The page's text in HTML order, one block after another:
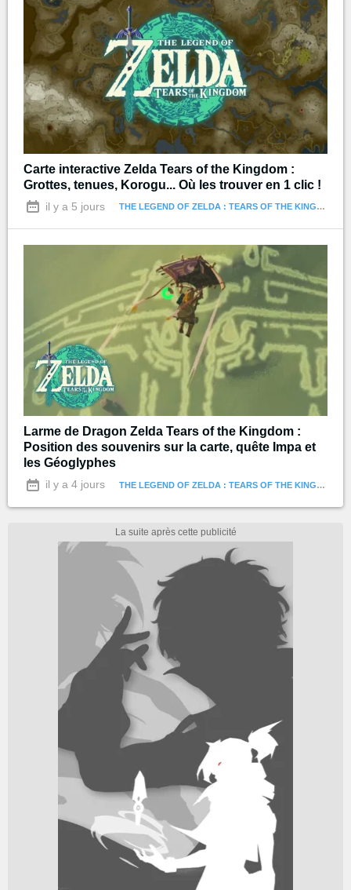
Carte interactive Zelda Tears of the Kingdom :
Grottes, tenues, Korogu... Où les trouver en 1 clic !
il y a 5 jours THE LEGEND OF ZELDA : TEARS OF THE KINGDOM
Larme de Dragon Zelda Tears of the Kingdom :
Position des souvenirs sur la carte, quête Impa et
les Géoglyphes
il y a 4 jours THE LEGEND OF ZELDA : TEARS OF THE KINGDOM